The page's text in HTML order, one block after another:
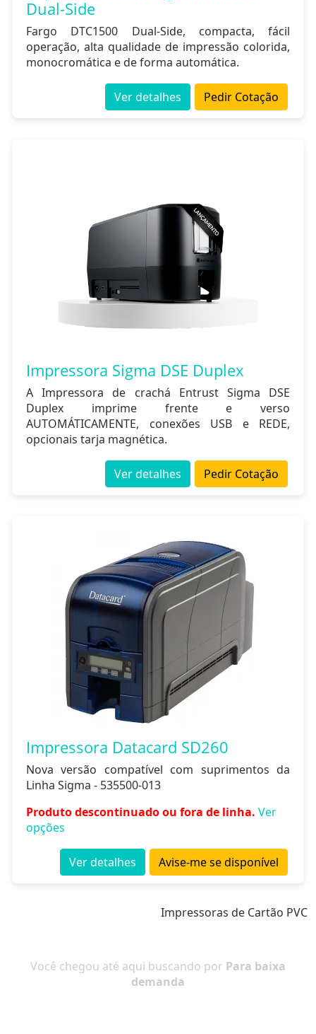
Dual-Side
Fargo DTC1500 Dual-Side, compacta, fácil
operação, alta qualidade de impressão colorida,
monocromática e de forma automática.
Pedir Cotação
Ver detalhes
Impressora Sigma DSE Duplex
A Impressora de crachá Entrust Sigma DSE
Duplex imprime frente e verso
AUTOMÁTICAMENTE, conexões USB e REDE,
opcionais tarja magnética.
Pedir Cotação
Ver detalhes
Impressora Datacard SD260
Nova versão compatível com suprimentos da
Linha Sigma - 535500-013
Produto descontinuado ou fora de linha. Ver
opções
Avise-me se disponível
Ver detalhes
Impressoras de Cartão PVC
Você chegou até aqui buscando por Para baixa
demanda